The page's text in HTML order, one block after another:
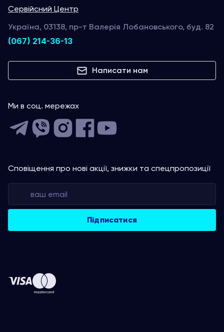
Сервійсний Центр
Україна, 03138, пр-т Валерія Лобановського, буд. 82
(067) 214-36-13
Написати нам
Ми в соц. мережах
Сповіщення про нові акції, знижки та спецпропозиції